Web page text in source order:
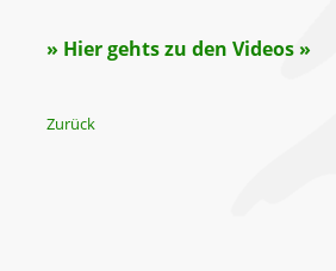
» Hier gehts zu den Videos »
Zurück